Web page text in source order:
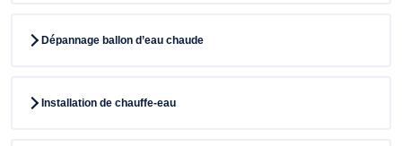
Dépannage ballon d’eau chaude
Installation de chauffe-eau